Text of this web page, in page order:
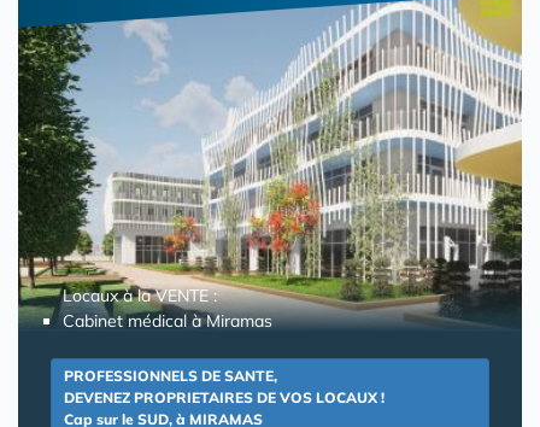
Locaux à la VENTE :
Cabinet médical à Miramas
PROFESSIONNELS DE SANTE,
DEVENEZ PROPRIETAIRES DE VOS LOCAUX !
Cap sur le SUD, à MIRAMAS